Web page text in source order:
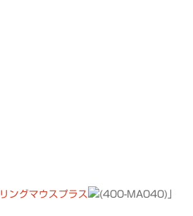
リングマウスプラス
(400-MA040)」